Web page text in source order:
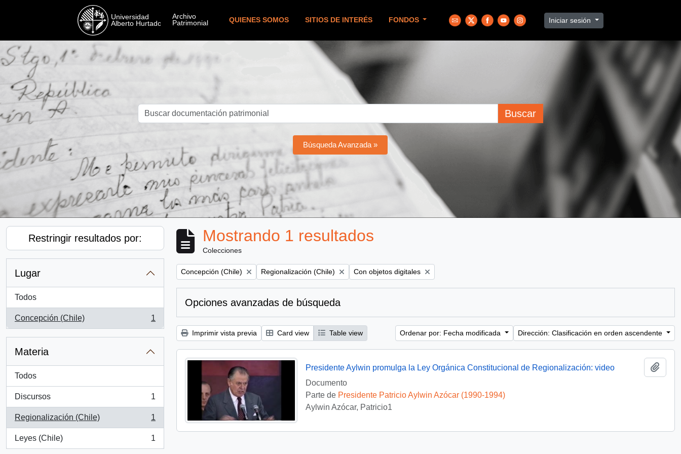
QUIENES SOMOS SITIOS DE INTERÉS FONDOS Iniciar sesión
Buscar
Búsqueda Avanzada »
Restringir resultados por:
Lugar
Todos
Concepción (Chile)
, 1 resultados
1
Materia
Todos
Discursos
, 1 resultados
1
Regionalización (Chile)
, 1 resultados
1
Leyes (Chile)
, 1 resultados
1
Mostrando 1 resultados
Colecciones
Remove filter:
Concepción (Chile) Remove filter:
Regionalización (Chile) Remove filter:
Con objetos digitales
Opciones avanzadas de búsqueda
Imprimir vista previa Card view Table view Ordenar por: Fecha modificada Dirección: Clasificación en orden ascendente
Presidente Aylwin promulga la Ley Orgánica Constitucional de Regionalización: video
Documento
Parte de Presidente Patricio Aylwin Azócar (1990-1994)
Aylwin Azócar, Patricio1